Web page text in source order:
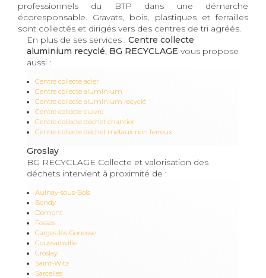
professionnels du BTP dans une démarche
écoresponsable. Gravats, bois, plastiques et ferrailles
sont collectés et dirigés vers des centres de tri agréés.
En plus de ses services : Centre collecte
aluminium recyclé, BG RECYCLAGE vous propose
aussi :
Centre collecte acier
Centre collecte aluminium
Centre collecte aluminium recyclé
Centre collecte cuivre
Centre collecte déchet chantier
Centre collecte déchet métaux non ferreux
Groslay
BG RECYCLAGE Collecte et valorisation des
déchets intervient à proximité de :
Aulnay-sous-Bois
Bondy
Domont
Fosses
Garges-lès-Gonesse
Goussainville
Groslay
Saint-Witz
Sarcelles